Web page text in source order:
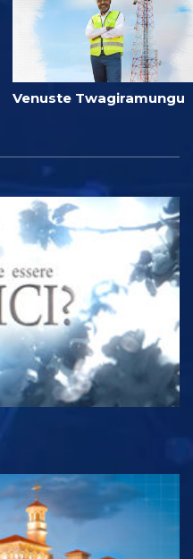
Venuste Twagiramungu